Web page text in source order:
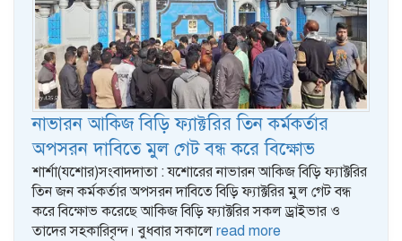
নাভারন আকিজ বিড়ি ফ্যাক্টরির তিন কর্মকর্তার
অপসরন দাবিতে মুল গেট বন্ধ করে বিক্ষোভ
শার্শা(যশোর)সংবাদদাতা : যশোরের নাভারন আকিজ বিড়ি ফ্যাক্টরির
তিন জন কর্মকর্তার অপসরন দাবিতে বিড়ি ফ্যাক্টরির মুল গেট বন্ধ
করে বিক্ষোভ করেছে আকিজ বিড়ি ফ্যাক্টরির সকল ড্রাইভার ও
তাদের সহকারিবৃন্দ। বুধবার সকালে read more